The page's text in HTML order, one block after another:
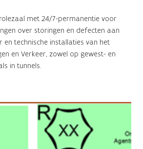
met 24/7-permanentie voor
over storingen en defecten aan
en technische installaties van het
en Verkeer, zowel op gewest- en
in tunnels.